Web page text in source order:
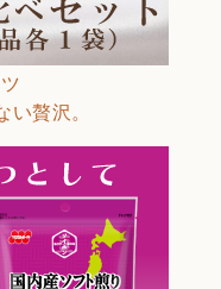
贅沢。